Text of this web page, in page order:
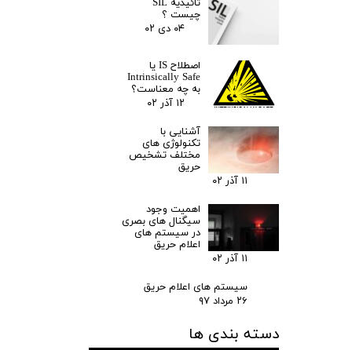
تائیدیه SIL
چیست ؟
۰۴ دی ۰۲
اصطلاح IS یا
Intrinsically Safe
به چه معناست؟
۱۲ آذر ۰۲
آشنایی با
تکنولوژی های
مختلف تشخیص
حریق
۱۱ آذر ۰۲
اهمیت وجود
سیگنال های بصری
در سیستم های
اعلام حریق
۱۱ آذر ۰۲
سیستم های اعلام حریق
۲۶ مرداد ۹۷
دسته بندی ها